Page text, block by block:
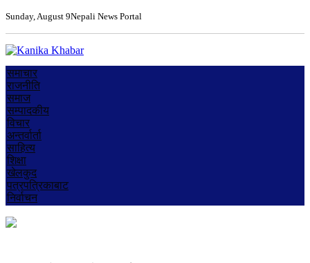
Sunday, August 9Nepali News Portal
समाचार
राजनीति
समाज
सम्पादकीय
विचार
अन्तर्वार्ता
साहित्य
शिक्षा
खेलकुद
पत्रपत्रिकाबाट
निर्वाचन